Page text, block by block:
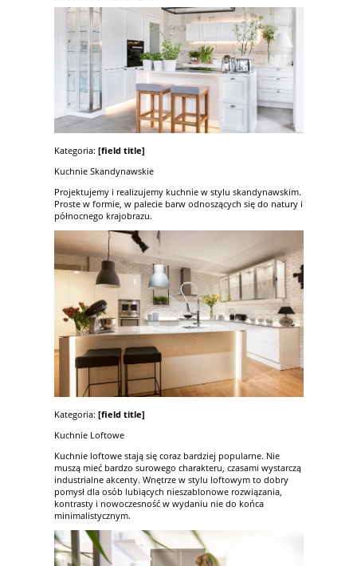
Kategoria: [field title]
Kuchnie Skandynawskie
Projektujemy i realizujemy kuchnie w stylu skandynawskim.
Proste w formie, w palecie barw odnoszących się do natury i
północnego krajobrazu.
Kategoria: [field title]
Kuchnie Loftowe
Kuchnie loftowe stają się coraz bardziej popularne. Nie
muszą mieć bardzo surowego charakteru, czasami wystarczą
industrialne akcenty. Wnętrze w stylu loftowym to dobry
pomysł dla osób lubiących nieszablonowe rozwiązania,
kontrasty i nowoczesność w wydaniu nie do końca
minimalistycznym.